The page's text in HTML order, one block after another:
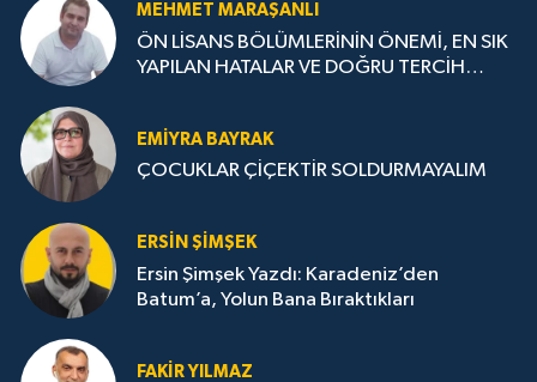
MEHMET MARAŞANLI
ÖN LİSANS BÖLÜMLERİNİN ÖNEMİ, EN SIK
YAPILAN HATALAR VE DOĞRU TERCİH
EMIYRA BAYRAK
ÇOCUKLAR ÇİÇEKTİR SOLDURMAYALIM
ERSIN ŞIMŞEK
Ersin Şimşek Yazdı: Karadeniz’den
Batum’a, Yolun Bana Bıraktıkları
FAKIR YILMAZ